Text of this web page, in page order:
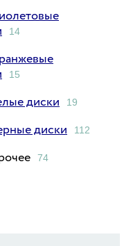
14
15
диски 19
диски 112
74